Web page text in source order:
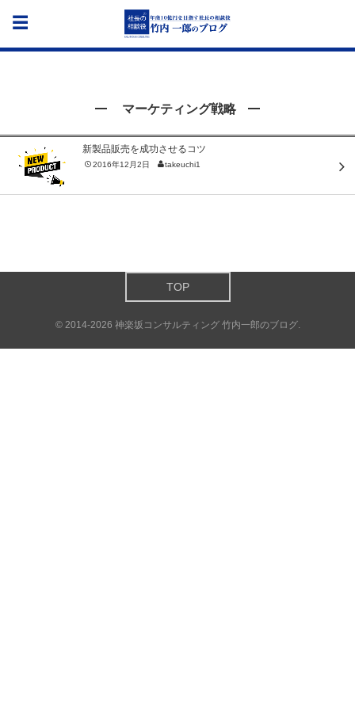
マーケティング戦略
新製品販売を成功させるコツ
2016年12月2日 takeuchi1
TOP
© 2014-2026 神楽坂コンサルティング 竹内一郎のブログ.